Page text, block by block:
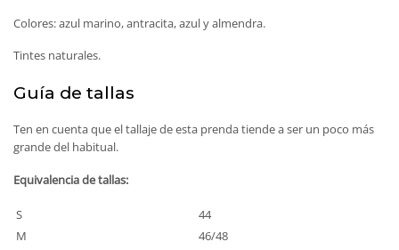
Colores: azul marino, antracita, azul y almendra.
Tintes naturales.
Guía de tallas
Ten en cuenta que el tallaje de esta prenda tiende a ser un poco más
grande del habitual.
Equivalencia de tallas:
S
44
M
46/48